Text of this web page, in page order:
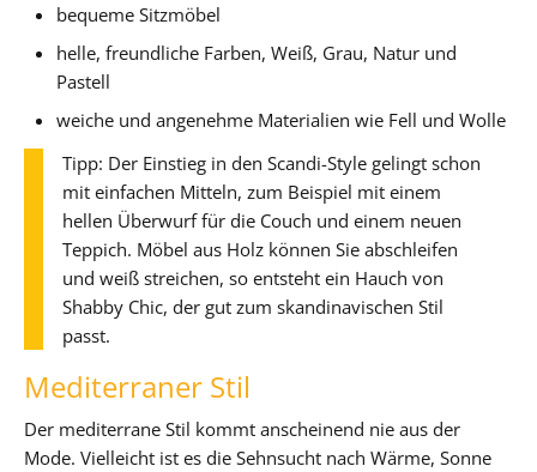
bequeme Sitzmöbel
helle, freundliche Farben, Weiß, Grau, Natur und
Pastell
weiche und angenehme Materialien wie Fell und Wolle
Tipp: Der Einstieg in den Scandi-Style gelingt schon
mit einfachen Mitteln, zum Beispiel mit einem
hellen Überwurf für die Couch und einem neuen
Teppich. Möbel aus Holz können Sie abschleifen
und weiß streichen, so entsteht ein Hauch von
Shabby Chic, der gut zum skandinavischen Stil
passt.
Mediterraner Stil
Der mediterrane Stil kommt anscheinend nie aus der
Mode. Vielleicht ist es die Sehnsucht nach Wärme, Sonne